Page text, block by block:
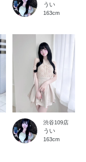
うい
163cm
渋谷109店
うい
163cm